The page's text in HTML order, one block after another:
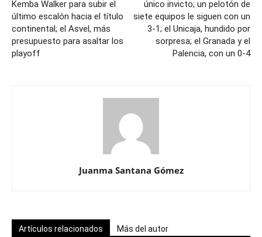
Kemba Walker para subir el
último escalón hacia el título
continental; el Asvel, más
presupuesto para asaltar los
playoff
único invicto; un pelotón de
siete equipos le siguen con un
3-1; el Unicaja, hundido por
sorpresa; el Granada y el
Palencia, con un 0-4
Juanma Santana Gómez
Artículos relacionados Más del autor